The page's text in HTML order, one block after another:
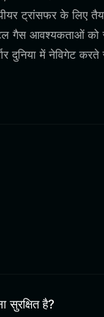
ट्रांसफर के लिए
गैस आवश्यकताओं
दुनिया में नेविगेट
है?